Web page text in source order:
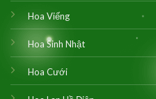
Hoa Viếng
Hoa Sinh Nhật
Hoa Cưới